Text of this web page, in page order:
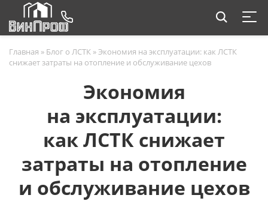
Главная » Блог о ЛСТК »Экономия на эксплуатации: как ЛСТК
снижает затраты на отопление и обслуживание цехов
Экономия
на эксплуатации:
как ЛСТК снижает
затраты на отопление
и обслуживание цехов